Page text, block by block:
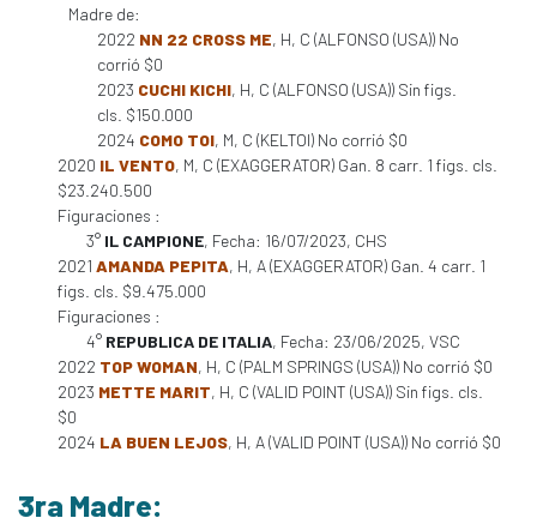
Madre de:
2022 NN 22 CROSS ME, H, C (ALFONSO (USA)) No
corrió $0
2023 CUCHI KICHI, H, C (ALFONSO (USA)) Sin figs.
cls. $150.000
2024 COMO TOI, M, C (KELTOI) No corrió $0
2020 IL VENTO, M, C (EXAGGERATOR) Gan. 8 carr. 1 figs. cls.
$23.240.500
Figuraciones :
3° IL CAMPIONE, Fecha: 16/07/2023, CHS
2021 AMANDA PEPITA, H, A (EXAGGERATOR) Gan. 4 carr. 1
figs. cls. $9.475.000
Figuraciones :
4° REPUBLICA DE ITALIA, Fecha: 23/06/2025, VSC
2022 TOP WOMAN, H, C (PALM SPRINGS (USA)) No corrió $0
2023 METTE MARIT, H, C (VALID POINT (USA)) Sin figs. cls.
$0
2024 LA BUEN LEJOS, H, A (VALID POINT (USA)) No corrió $0
3ra Madre: